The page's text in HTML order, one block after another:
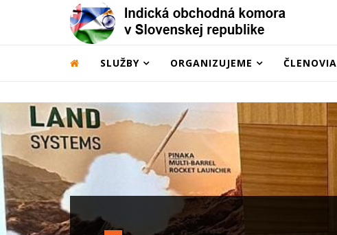
SLUŽBY ORGANIZUJEME ČLENOVIA